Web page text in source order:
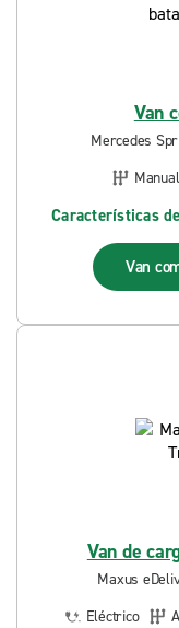
Van
Mercedes
Manual
Características
Van
Van de
Maxus
Eléctrico